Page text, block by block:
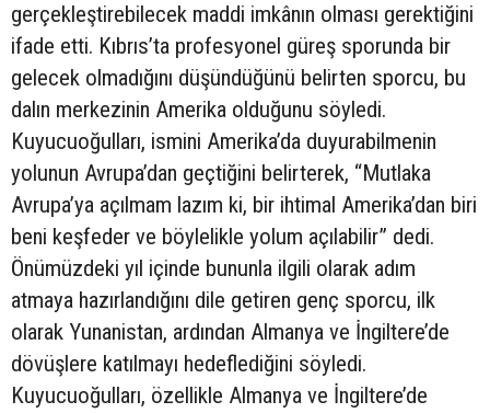
gerçekleştirebilecek maddi imkânın olması gerektiğini
ifade etti. Kıbrıs’ta profesyonel güreş sporunda bir
gelecek olmadığını düşündüğünü belirten sporcu, bu
dalın merkezinin Amerika olduğunu söyledi.
Kuyucuoğulları, ismini Amerika’da duyurabilmenin
yolunun Avrupa’dan geçtiğini belirterek, “Mutlaka
Avrupa’ya açılmam lazım ki, bir ihtimal Amerika’dan biri
beni keşfeder ve böylelikle yolum açılabilir” dedi.
Önümüzdeki yıl içinde bununla ilgili olarak adım
atmaya hazırlandığını dile getiren genç sporcu, ilk
olarak Yunanistan, ardından Almanya ve İngiltere’de
dövüşlere katılmayı hedeflediğini söyledi.
Kuyucuoğulları, özellikle Almanya ve İngiltere’de